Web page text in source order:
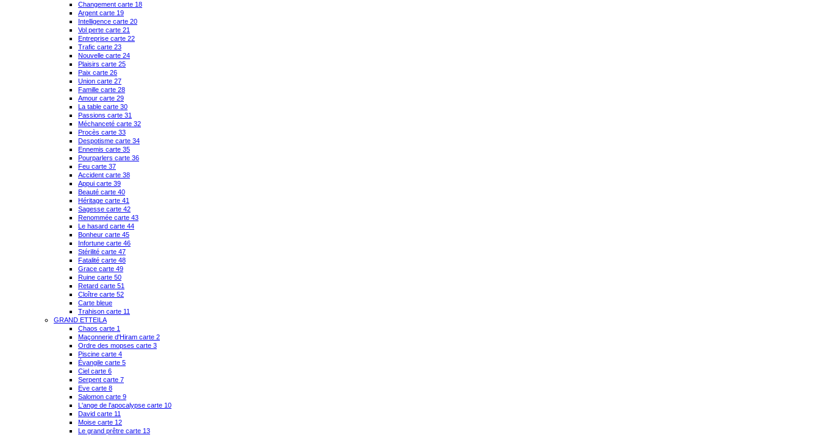
Changement carte 18
Argent carte 19
Intelligence carte 20
Vol perte carte 21
Entreprise carte 22
Trafic carte 23
Nouvelle carte 24
Plaisirs carte 25
Paix carte 26
Union carte 27
Famille carte 28
Amour carte 29
La table carte 30
Passions carte 31
Méchanceté carte 32
Procès carte 33
Despotisme carte 34
Ennemis carte 35
Pourparlers carte 36
Feu carte 37
Accident carte 38
Appui carte 39
Beauté carte 40
Héritage carte 41
Sagesse carte 42
Renommée carte 43
Le hasard carte 44
Bonheur carte 45
Infortune carte 46
Stérilité carte 47
Fatalité carte 48
Grace carte 49
Ruine carte 50
Retard carte 51
Cloître carte 52
Carte bleue
Trahison carte 11
GRAND ETTEILA
Chaos carte 1
Maçonnerie d'Hiram carte 2
Ordre des mopses carte 3
Piscine carte 4
Évangile carte 5
Ciel carte 6
Serpent carte 7
Eve carte 8
Salomon carte 9
L'ange de l'apocalypse carte 10
David carte 11
Moise carte 12
Le grand prêtre carte 13